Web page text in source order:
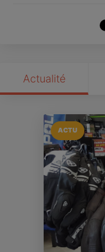
Actualité
ACTU